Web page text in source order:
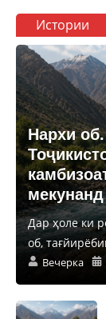
Истории
Нархи
мекунанд
Дар ҳоле ки
об,
Вечерка